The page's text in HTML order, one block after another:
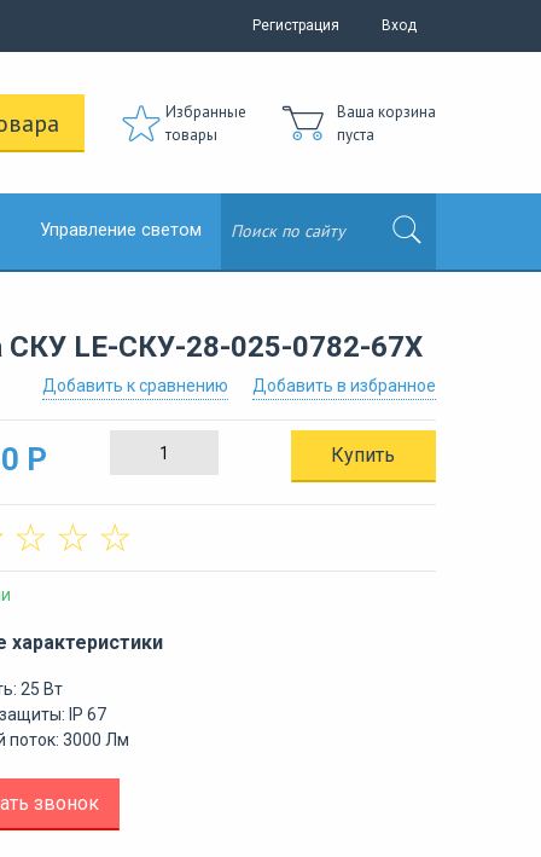
Регистрация Вход
Избранные
товары
Ваша корзина
пуста
Управление светом
СКУ LE-СКУ-28-025-0782-67Х
Добавить в избранное
Добавить к сравнению
Р Купить
☆
☆
☆
характеристики
25 Вт
IP 67
поток: 3000 Лм
звонок